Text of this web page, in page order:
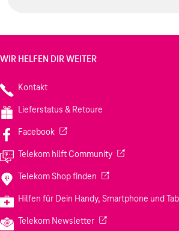
WIR HELFEN DIR WEITER
Kontakt
Lieferstatus & Retoure
Facebook(Wird in einem neuen Tab
Telekom hilft Community(Wird in einem
Telekom Shop finden (Wird in einem neuen
Hilfen für Dein Handy, Smartphone und
Telekom Newsletter(Wird in einem neuen